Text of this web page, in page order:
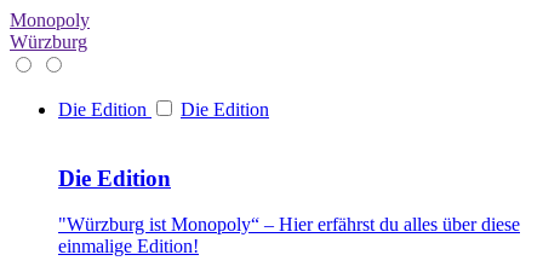
Monopoly
Würzburg
Die Edition Die Edition
Die Edition
"Würzburg ist Monopoly“ – Hier erfährst du alles über diese
einmalige Edition!